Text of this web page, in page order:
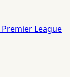
Premier League